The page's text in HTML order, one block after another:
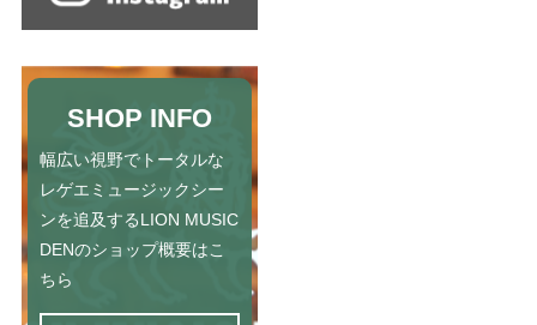
SHOP INFO
幅広い視野でトータルな
レゲエミュージックシー
ンを追及するLION MUSIC
DENのショップ概要はこ
ちら